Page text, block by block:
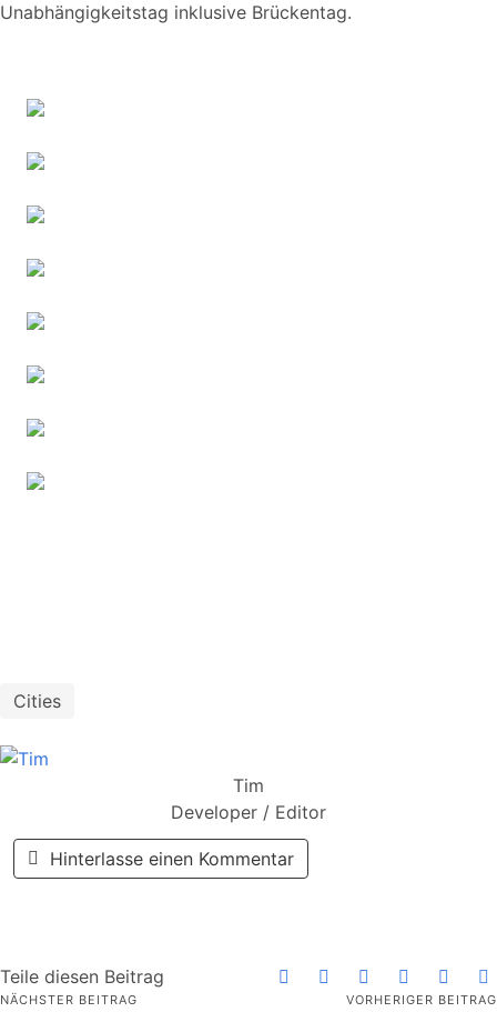
Unabhängigkeitstag inklusive Brückentag.
Cities
Tim
Developer / Editor
Hinterlasse einen Kommentar
Teile diesen Beitrag
NÄCHSTER BEITRAG VORHERIGER BEITRAG